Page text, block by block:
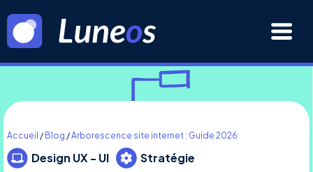
Accueil / Blog /Arborescence site internet : Guide 2026
Design UX - UI
Stratégie